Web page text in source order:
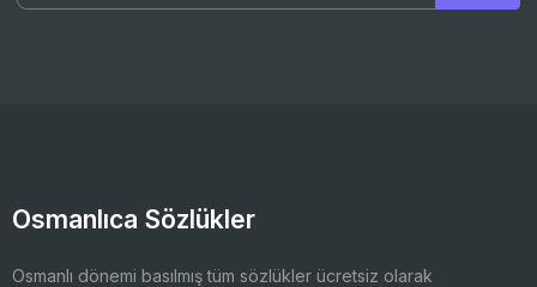
Osmanlıca Sözlükler
Osmanlı dönemi basılmış tüm sözlükler ücretsiz olarak